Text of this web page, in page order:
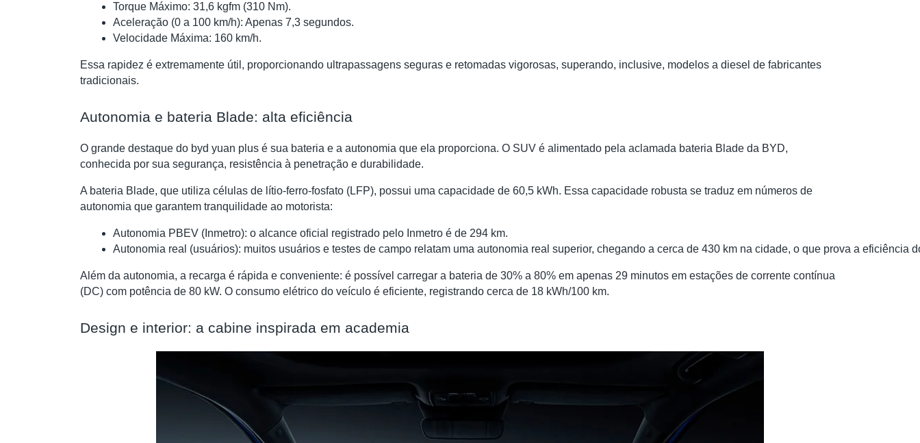
Torque Máximo: 31,6 kgfm (310 Nm).
Aceleração (0 a 100 km/h): Apenas 7,3 segundos.
Velocidade Máxima: 160 km/h.
Essa rapidez é extremamente útil, proporcionando ultrapassagens seguras e retomadas vigorosas, superando, inclusive, modelos a diesel de fabricantes
tradicionais.
Autonomia e bateria Blade: alta eficiência
O grande destaque do byd yuan plus é sua bateria e a autonomia que ela proporciona. O SUV é alimentado pela aclamada bateria Blade da BYD,
conhecida por sua segurança, resistência à penetração e durabilidade.
A bateria Blade, que utiliza células de lítio-ferro-fosfato (LFP), possui uma capacidade de 60,5 kWh. Essa capacidade robusta se traduz em números de
autonomia que garantem tranquilidade ao motorista:
Autonomia PBEV (Inmetro): o alcance oficial registrado pelo Inmetro é de 294 km.
Autonomia real (usuários): muitos usuários e testes de campo relatam uma autonomia real superior, chegando a cerca de 430 km na cidade, o que prova a eficiência
Além da autonomia, a recarga é rápida e conveniente: é possível carregar a bateria de 30% a 80% em apenas 29 minutos em estações de corrente contínua
(DC) com potência de 80 kW. O consumo elétrico do veículo é eficiente, registrando cerca de 18 kWh/100 km.
Design e interior: a cabine inspirada em academia